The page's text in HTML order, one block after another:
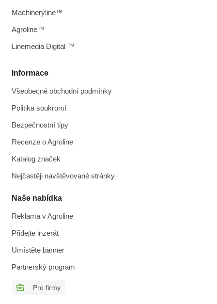
Informace
Všeobecné obchodní podmínky
Politika soukromí
Bezpečnostní tipy
Recenze o Agroline
Katalog značek
Nejčastěji navštěvované stránky
Naše nabídka
Reklama v Agroline
Přidejte inzerát
Umístěte banner
Partnerský program
Pro firmy
Machineryline™
Agroline™
Linemedia Digital ™